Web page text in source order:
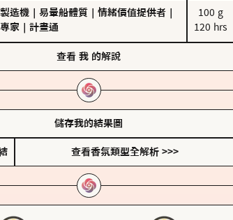
造機 易暈船體質 情緒價值提供者
家
計畫通
100 g
120 hrs
查看 我 的解說
儲存我的結果圖
查看香氛類型全解析 >>>